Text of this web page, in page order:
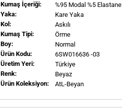
Kumaş İçeriği:
%95 Modal %5 Elastane
Yaka:
Kare Yaka
Kol:
Askılı
Kumaş Tipi:
Örme
Boy:
Normal
Ürün Kodu:
6SW016636 -03
Üretim Yeri:
Türkiye
Renk:
Beyaz
Ürün Koleksiyon:
AtL-Beyan